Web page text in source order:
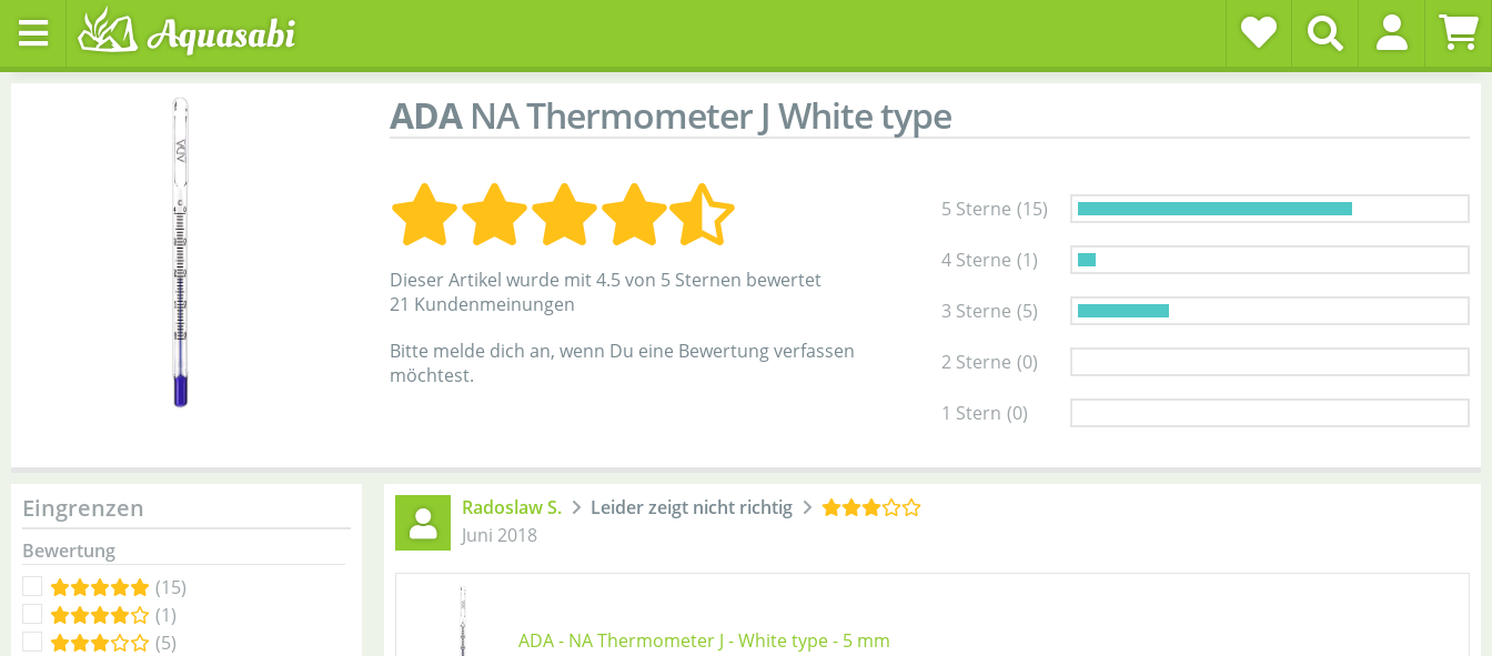
ADANA Thermometer J White type
Dieser Artikel wurde mit 4.5 von 5 Sternen bewertet
21 Kundenmeinungen
Bitte melde dich an, wenn Du eine Bewertung verfassen
möchtest.
5 Sterne (15)
4 Sterne (1)
3 Sterne (5)
2 Sterne (0)
1 Stern (0)
Eingrenzen
Bewertung
(15)
(1)
(5)
Radoslaw S.
Leider zeigt nicht richtig
Juni 2018
ADA - NA Thermometer J - White type - 5 mm